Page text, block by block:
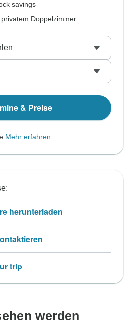
savings
Doppelzimmer
& Preise
Mehr erfahren
herunterladen
trip
werden